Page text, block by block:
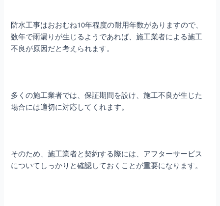
防水工事はおおむね10年程度の耐用年数がありますので、
数年で雨漏りが生じるようであれば、施工業者による施工
不良が原因だと考えられます。
多くの施工業者では、保証期間を設け、施工不良が生じた
場合には適切に対応してくれます。
そのため、施工業者と契約する際には、アフターサービス
についてしっかりと確認しておくことが重要になります。